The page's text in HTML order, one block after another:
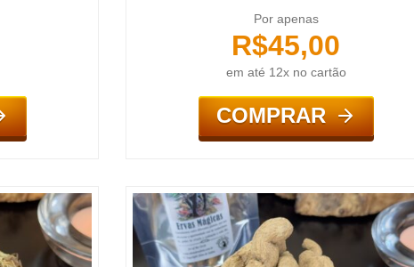
Por apenas
R$45,00
em até 12x no cartão
COMPRAR